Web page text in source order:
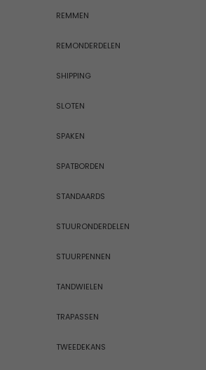
REMMEN
REMONDERDELEN
SHIPPING
SLOTEN
SPAKEN
SPATBORDEN
STANDAARDS
STUURONDERDELEN
STUURPENNEN
TANDWIELEN
TRAPASSEN
TWEEDEKANS